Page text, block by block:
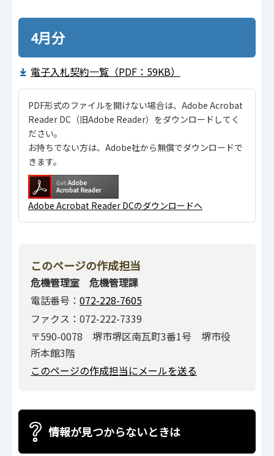
4月分
電子入札契約一覧（PDF：59KB）
PDF形式のファイルを開けない場合は、Adobe Acrobat
Reader DC（旧Adobe Reader）をダウンロードしてく
ださい。
お持ちでない方は、Adobe社から無償でダウンロードで
きます。
Adobe Acrobat Reader DCのダウンロードへ
このページの作成担当
危機管理室 危機管理課
電話番号： 072-228-7605
ファクス：072-222-7339
〒590-0078 堺市堺区南瓦町3番1号 堺市役
所本館3階
このページの作成担当にメールを送る
情報が見つからないときは